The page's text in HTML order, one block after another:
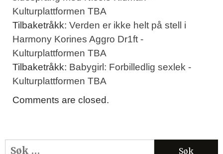
Kulturplattformen TBA
Tilbaketråkk: Verden er ikke helt på stell i
Harmony Korines Aggro Dr1ft -
Kulturplattformen TBA
Tilbaketråkk: Babygirl: Forbilledlig sexlek -
Kulturplattformen TBA
Comments are closed.
Søk